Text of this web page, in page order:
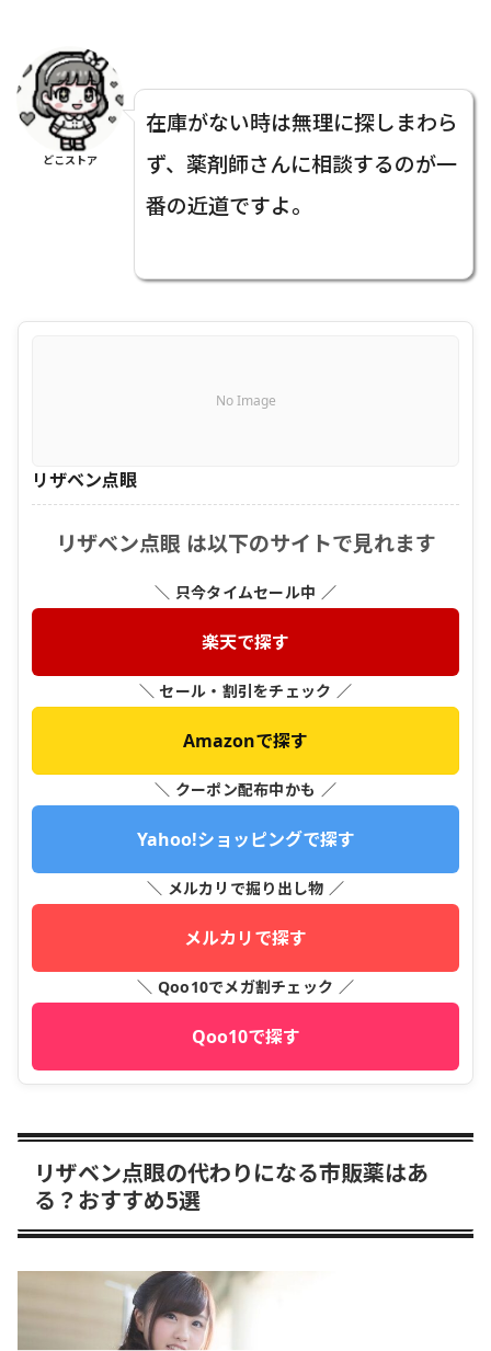
どこストア
在庫がない時は無理に探しまわら
ず、薬剤師さんに相談するのが一
番の近道ですよ。
No Image
リザベン点眼
リザベン点眼 は以下のサイトで見れます
＼ 只今タイムセール中 ／
楽天で探す
＼ セール・割引をチェック ／
Amazonで探す
＼ クーポン配布中かも ／
Yahoo!ショッピングで探す
＼ メルカリで掘り出し物 ／
メルカリで探す
＼ Qoo10でメガ割チェック ／
Qoo10で探す
リザベン点眼の代わりになる市販薬はあ
る？おすすめ5選